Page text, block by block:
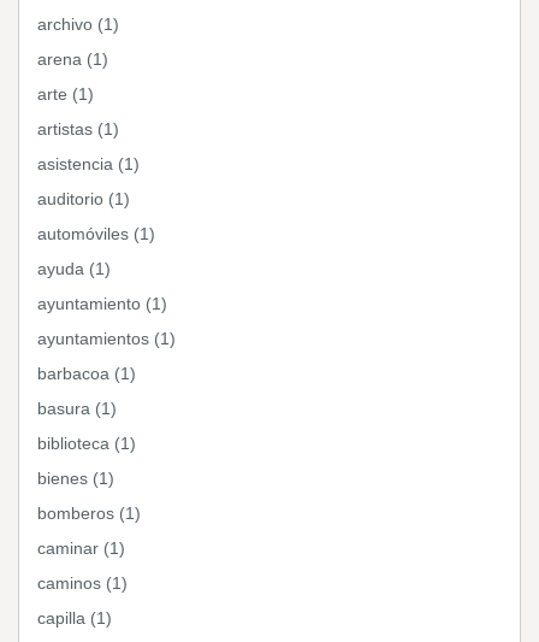
archivo (1)
arena (1)
arte (1)
artistas (1)
asistencia (1)
auditorio (1)
automóviles (1)
ayuda (1)
ayuntamiento (1)
ayuntamientos (1)
barbacoa (1)
basura (1)
biblioteca (1)
bienes (1)
bomberos (1)
caminar (1)
caminos (1)
capilla (1)